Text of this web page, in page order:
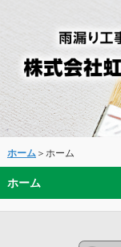
ホーム＞ホーム
ホーム